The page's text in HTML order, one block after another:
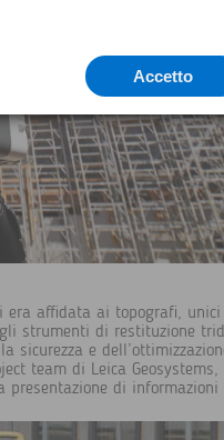
affidata ai topografi,
strumenti di restituzione
e
team di Leica
presentazione di
Accetto